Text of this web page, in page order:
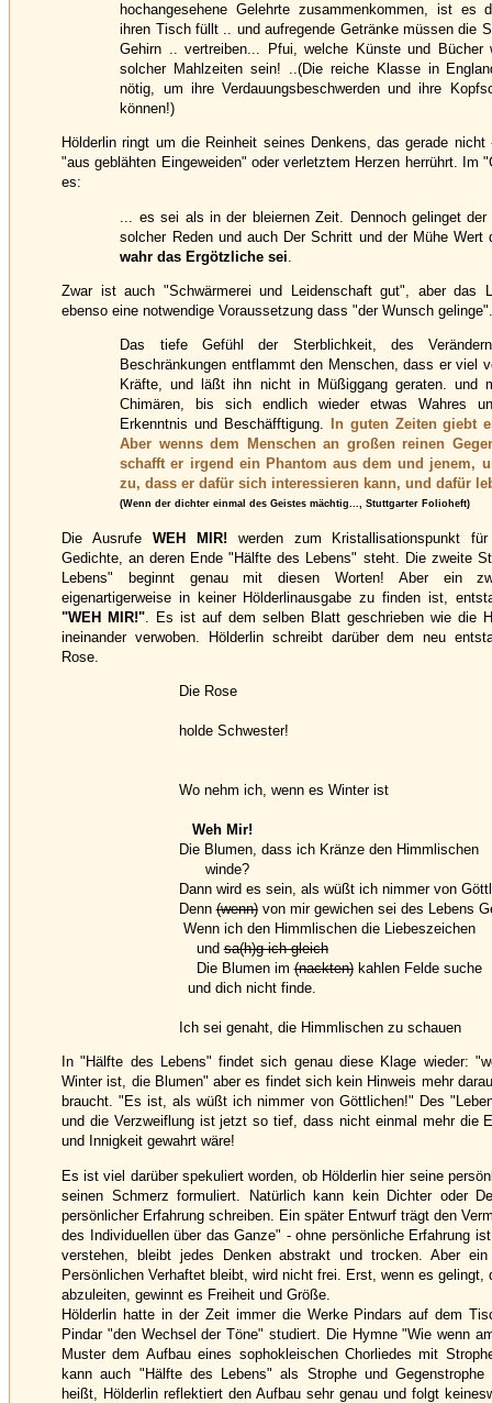
hochangesehene Gelehrte zusammenkommen, ist es
ihren Tisch füllt .. und aufregende Getränke müssen die
Gehirn .. vertreiben... Pfui, welche Künste und Bücher
solcher Mahlzeiten sein! ..(Die reiche Klasse in
nötig, um ihre Verdauungsbeschwerden und ihre
können!)
Hölderlin ringt um die Reinheit seines Denkens, das gerade
"aus geblähten Eingeweiden" oder verletztem Herzen herrührt. Im
es:
... es sei als in der bleiernen Zeit. Dennoch gelinget
solcher Reden und auch Der Schritt und der Mühe Wert
wahr das Ergötzliche sei
Zwar ist auch "Schwärmerei und Leidenschaft gut", aber das
ebenso eine notwendige Voraussetzung dass "der Wunsch gelinge".
Das tiefe Gefühl der Sterblichkeit, des
Beschränkungen entflammt den Menschen, dass er viel
Kräfte, und läßt ihn nicht in Müßiggang geraten. und
Chimären, bis sich endlich wieder etwas Wahres
Erkenntnis und Beschäfftigung.
In guten Zeiten giebt
Aber wenns dem Menschen an großen reinen
schafft er irgend ein Phantom aus dem und jenem,
zu, dass er dafür sich interessieren kann, und dafür
(Wenn der dichter einmal des Geistes mächtig..., Stuttgarter Folioheft)
Die Ausrufe WEH MIR! werden zum Kristallisationspunkt
Gedichte, an deren Ende "Hälfte des Lebens" steht. Die zweite
Lebens" beginnt genau mit diesen Worten! Aber ein
eigenartigerweise in keiner Hölderlinausgabe zu finden ist,
"WEH MIR!" . Es ist auf dem selben Blatt geschrieben wie die
ineinander verwoben. Hölderlin schreibt darüber dem neu
Rose.
Die Rose
holde Schwester!
Wo nehm ich, wenn es Winter ist
Weh Mir!
Die Blumen, dass ich Kränze den Himmlischen
winde?
Dann wird es sein, als wüßt ich nimmer von
Denn(wenn)von mir gewichen sei des Lebens
Wenn ich den Himmlischen die Liebeszeichen
undsa(h)g ich gleich
Die Blumen im(nackten)kahlen Felde suche
und dich nicht finde.
Ich sei genaht, die Himmlischen zu schauen
In "Hälfte des Lebens" findet sich genau diese Klage wieder:
Winter ist, die Blumen" aber es findet sich kein Hinweis mehr
braucht. "Es ist, als wüßt ich nimmer von Göttlichen!" Des
und die Verzweiflung ist jetzt so tief, dass nicht einmal mehr die
und Innigkeit gewahrt wäre!
Es ist viel darüber spekuliert worden, ob Hölderlin hier seine
seinen Schmerz formuliert. Natürlich kann kein Dichter oder
persönlicher Erfahrung schreiben. Ein später Entwurf trägt den
des Individuellen über das Ganze" - ohne persönliche Erfahrung
verstehen, bleibt jedes Denken abstrakt und trocken. Aber
Persönlichen Verhaftet bleibt, wird nicht frei. Erst, wenn es gelingt,
abzuleiten, gewinnt es Freiheit und Größe.
Hölderlin hatte in der Zeit immer die Werke Pindars auf dem
Pindar "den Wechsel der Töne" studiert. Die Hymne "Wie wenn
Muster dem Aufbau eines sophokleischen Chorliedes mit
kann auch "Hälfte des Lebens" als Strophe und Gegenstrophe
heißt, Hölderlin reflektiert den Aufbau sehr genau und folgt